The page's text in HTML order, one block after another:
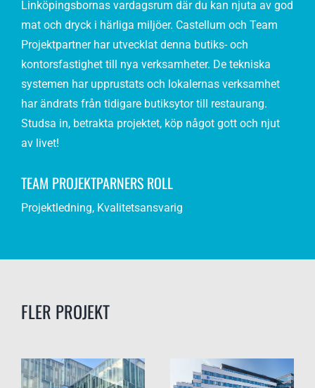
Linköpingsbornas vardagsrum där du kan njuta av god
mat och dryck i härliga miljöer. Castellum och Team
Projektpartner har utvecklat denna butiks- och
kontorsfastighet till nya verksamheter. De tekniska
systemen har upprustats och lokalernas verksamhet
har ändrats från tidigare butiksytor till restaurang.
Studsa in, betrakta projektet, köp något gott och njut
av livet!
TEAM PROJEKTPARNERS ROLL
Projektledning, Kvalitetsansvarig
FLER PROJEKT